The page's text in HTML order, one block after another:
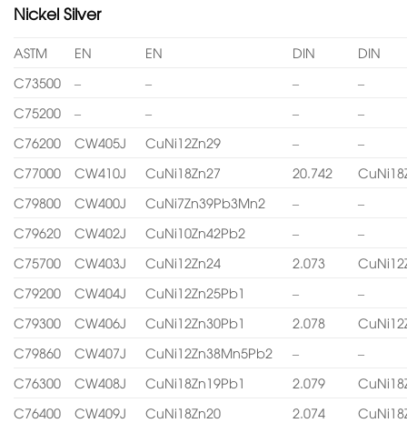
Nickel Silver
ASTM EN EN DIN
DIN
C73500
– – –
–
C75200
– – –
–
C76200
CW405J CuNi12Zn29 –
–
C77000
CW410J CuNi18Zn27 20.742
C79800
CW400J CuNi7Zn39Pb3Mn2 –
–
C79620
CW402J CuNi10Zn42Pb2 –
–
C75700
CW403J CuNi12Zn24 2.073
C79200
CW404J CuNi12Zn25Pb1 –
–
C79300
CW406J CuNi12Zn30Pb1 2.078
C79860
CW407J CuNi12Zn38Mn5Pb2 –
–
C76300
CW408J CuNi18Zn19Pb1 2.079
C76400
CW409J CuNi18Zn20 2.074